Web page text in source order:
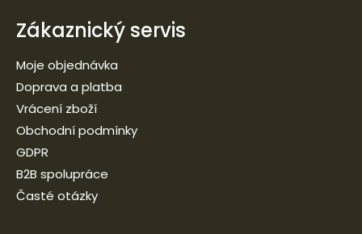
Zákaznický servis
Moje objednávka
Doprava a platba
Vrácení zboží
Obchodní podmínky
GDPR
B2B spolupráce
Časté otázky